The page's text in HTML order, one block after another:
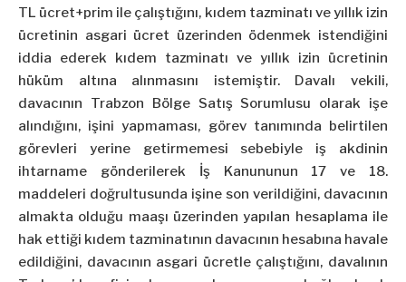
TL ücret+prim ile çalıştığını, kıdem tazminatı ve yıllık izin
ücretinin asgari ücret üzerinden ödenmek istendiğini
iddia ederek kıdem tazminatı ve yıllık izin ücretinin
hüküm altına alınmasını istemiştir. Davalı vekili,
davacının Trabzon Bölge Satış Sorumlusu olarak işe
alındığını, işini yapmaması, görev tanımında belirtilen
görevleri yerine getirmemesi sebebiyle iş akdinin
ihtarname gönderilerek İş Kanununun 17 ve 18.
maddeleri doğrultusunda işine son verildiğini, davacının
almakta olduğu maaşı üzerinden yapılan hesaplama ile
hak ettiği kıdem tazminatının davacının hesabına havale
edildiğini, davacının asgari ücretle çalıştığını, davalının